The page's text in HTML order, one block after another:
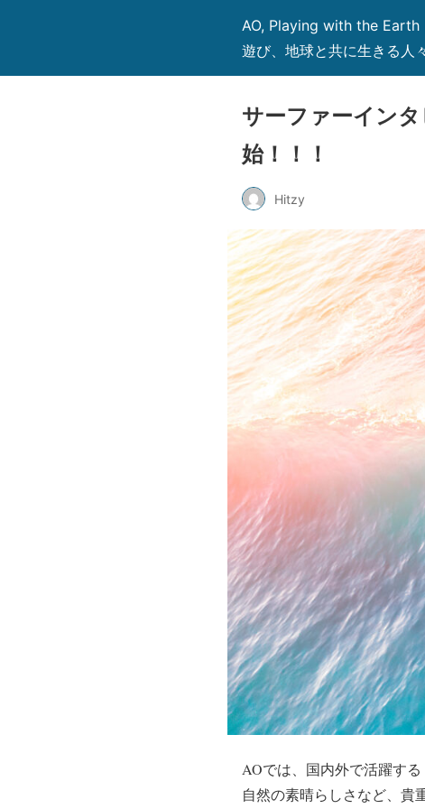
AO, Playing with the Earth
遊び、地球と共に生きる人
サーファーイン
始！！！
Hitzy
AOでは、国内外で活躍す
自然の素晴らしさなど、貴